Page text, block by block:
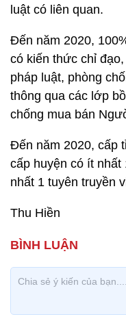
luật có liên quan.
Đến năm 2020,
có kiến thức chỉ
pháp luật, phòng
thông qua các lớp
chống mua bán
Đến năm 2020, cấp
cấp huyện có ít nhất
nhất 1 tuyên truyền
Thu Hiền